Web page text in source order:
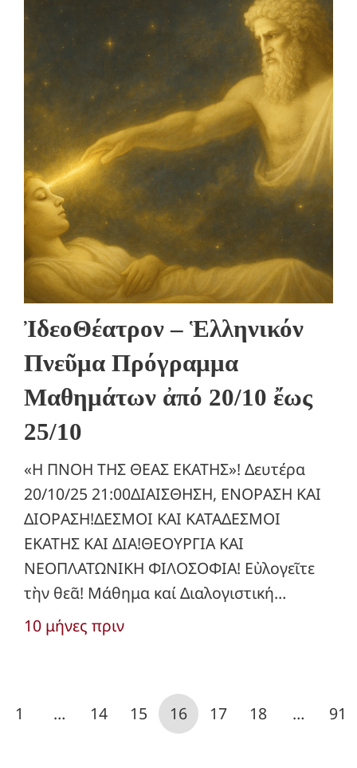
ἸδεοΘέατρον – Ἑλληνικόν
Πνεῦμα Πρόγραμμα
Μαθημάτων ἀπό 20/10 ἔως
25/10
«Η ΠΝΟΗ ΤΗΣ ΘΕΑΣ ΕΚΑΤΗΣ»! Δευτέρα
20/10/25 21:00ΔΙΑΙΣΘΗΣΗ, ΕΝΟΡΑΣΗ ΚΑΙ
ΔΙΟΡΑΣΗ!ΔΕΣΜΟΙ ΚΑΙ ΚΑΤΑΔΕΣΜΟΙ
ΕΚΑΤΗΣ ΚΑΙ ΔΙΑ!ΘΕΟΥΡΓΙΑ ΚΑΙ
ΝΕΟΠΛΑΤΩΝΙΚΗ ΦΙΛΟΣΟΦΙΑ! Εὐλογεῖτε
τὴν θεᾶ! Μάθημα καί Διαλογιστική…
10 μήνες πριν
1 … 14 15 16 17 18 … 91